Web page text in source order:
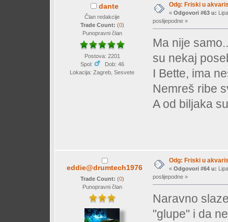
dante
Član redakcije
Trade Count: (0)
Punopravni član
Postova: 2201
Spol:
Dob: 46
Lokacija: Zagreb, Sesvete
Odg: Friski u
« Odgovori #63 u:
poslijepodne »
Ma nije
su nekaj
I Bette, ima
Nemreš ribe
A od biljaka
eddie@drumtech1976
Trade Count: (0)
Punopravni član
Odg: Friski u
« Odgovori #64 u:
poslijepodne »
Naravno
"glupe" i da